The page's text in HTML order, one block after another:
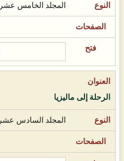
المجلد الخامس عشر
الرحلة إلى ماليزيا
المجلد السادس عشر